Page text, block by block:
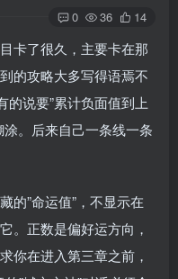
0 36 14
卡了很久，主要卡在那
的攻略大多写得语焉不
的说要”累计负面值到上
。后来自己一条线一条
的”命运值”，不显示在
。正数是偏好运方向，
你在进入第三章之前，